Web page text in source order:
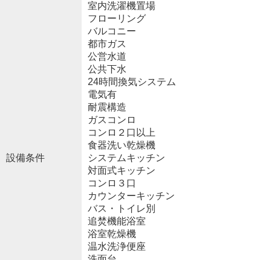
設備条件
室内洗濯機置場
フローリング
バルコニー
都市ガス
公営水道
公共下水
24時間換気システム
電気有
耐震構造
ガスコンロ
コンロ２口以上
食器洗い乾燥機
システムキッチン
対面式キッチン
コンロ３口
カウンターキッチン
バス・トイレ別
追焚機能浴室
浴室乾燥機
温水洗浄便座